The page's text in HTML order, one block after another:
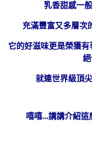
乳香甜感一
充滿豐富又多層次
它的好滋味更是榮獲
就連世界級頂
嘻嘻...講講介紹